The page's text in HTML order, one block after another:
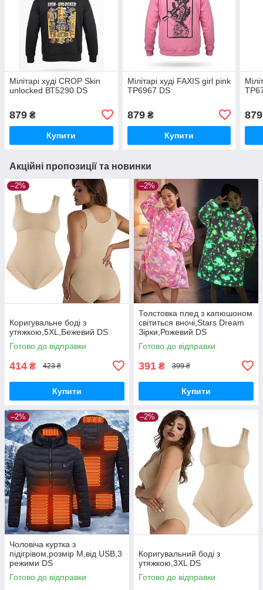
Мілітарі худі CROP Skin
unlocked ВТ5290 DS
879 ₴
Купити
Мілітарі худі FAXIS girl pink
ТР6967 DS
879₴
Купити
879
Акційні пропозиції та новинки
–2%
Коригувальне боді з
утяжкою,5XL,Бежевий DS
Готово до відправки
414 ₴ 423 ₴
Купити
–2%
Толстовка плед з капюшоном
світиться вночі,Stars Dream
Зірки,Рожевий DS
Готово до відправки
391 ₴ 399 ₴
Купити
–2%
Чоловіча куртка з
підігрівом,розмір М,від USB,3
режими DS
Готово до відправки
–2%
Коригувальний боді з
утяжкою,3XL DS
Готово до відправки